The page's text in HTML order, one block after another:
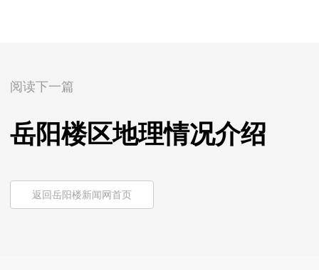
阅读下一篇
岳阳楼区地理情况介绍
返回岳阳楼新闻网首页